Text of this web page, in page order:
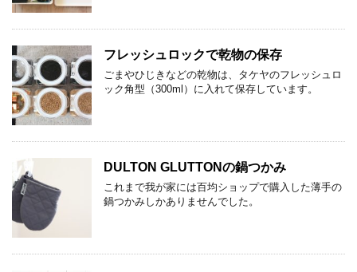
フレッシュロックで乾物の保存
ごまやひじきなどの乾物は、タケヤのフレッシュロ
ック角型（300ml）に入れて保存しています。
DULTON GLUTTONの鍋つかみ
これまで我が家には百均ショップで購入した薄手の
鍋つかみしかありませんでした。